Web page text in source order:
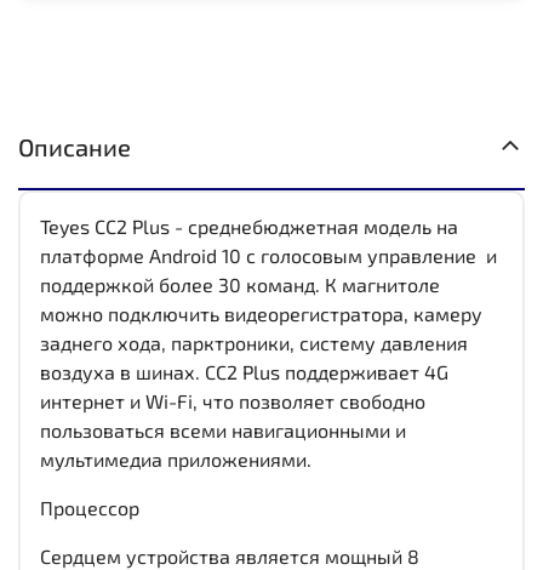
Описание
Teyes CC2 Plus - среднебюджетная модель на
платформе Android 10 с голосовым управление и
поддержкой более 30 команд. К магнитоле
можно подключить видеорегистратора, камеру
заднего хода, парктроники, систему давления
воздуха в шинах. CC2 Plus поддерживает 4G
интернет и Wi-Fi, что позволяет свободно
пользоваться всеми навигационными и
мультимедиа приложениями.
Процессор
Сердцем устройства является мощный 8